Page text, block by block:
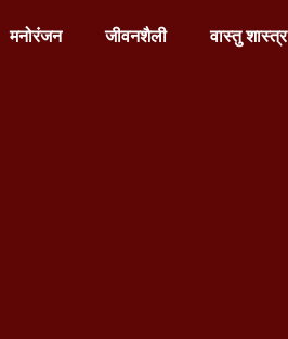
मनोरंजन जीवनशैली वास्तु शास्त्र